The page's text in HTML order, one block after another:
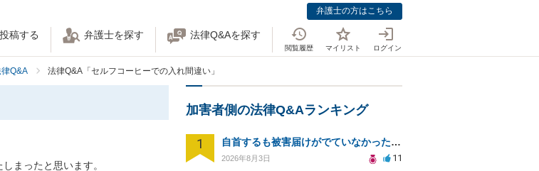
弁護士の方はこちら
稿する 弁護士を探す 法律Q&Aを探す
閲覧履歴 マイリスト ログイン
Q&A 法律Q&A「セルフコーヒーでの入れ間違い」
まったと思います。
加害者側の法律Q&Aランキング
1 自首するも被害届けがでていなかった場合
2026年8月3日 11